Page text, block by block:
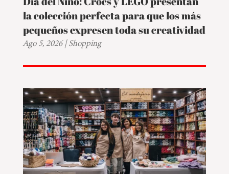
la colección perfecta para que los más
pequeños expresen toda su creatividad
Ago 5, 2026|Shopping